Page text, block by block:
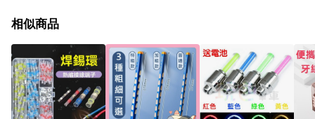
Android手機、汽機車、一歲以下嬰兒配方奶粉、醫療器材：回饋
皮直營_餐券&禮券館、康菲COMFIZ、Finetech釩泰醫用口罩、
CHENYU辰昱立體醫療口罩、HAOFA立體口罩、BenQ 明基 健
康生活不予回饋。 6. 蝦皮商城之訂單適用於部分點數紅包，規範
請依該紅包頁說明為主。 7. 點數回饋將依照蝦皮提供扣除折價
券、運費與蝦幣後之最終金額進行計算。 8. 同一商品品項(即便
相似商品